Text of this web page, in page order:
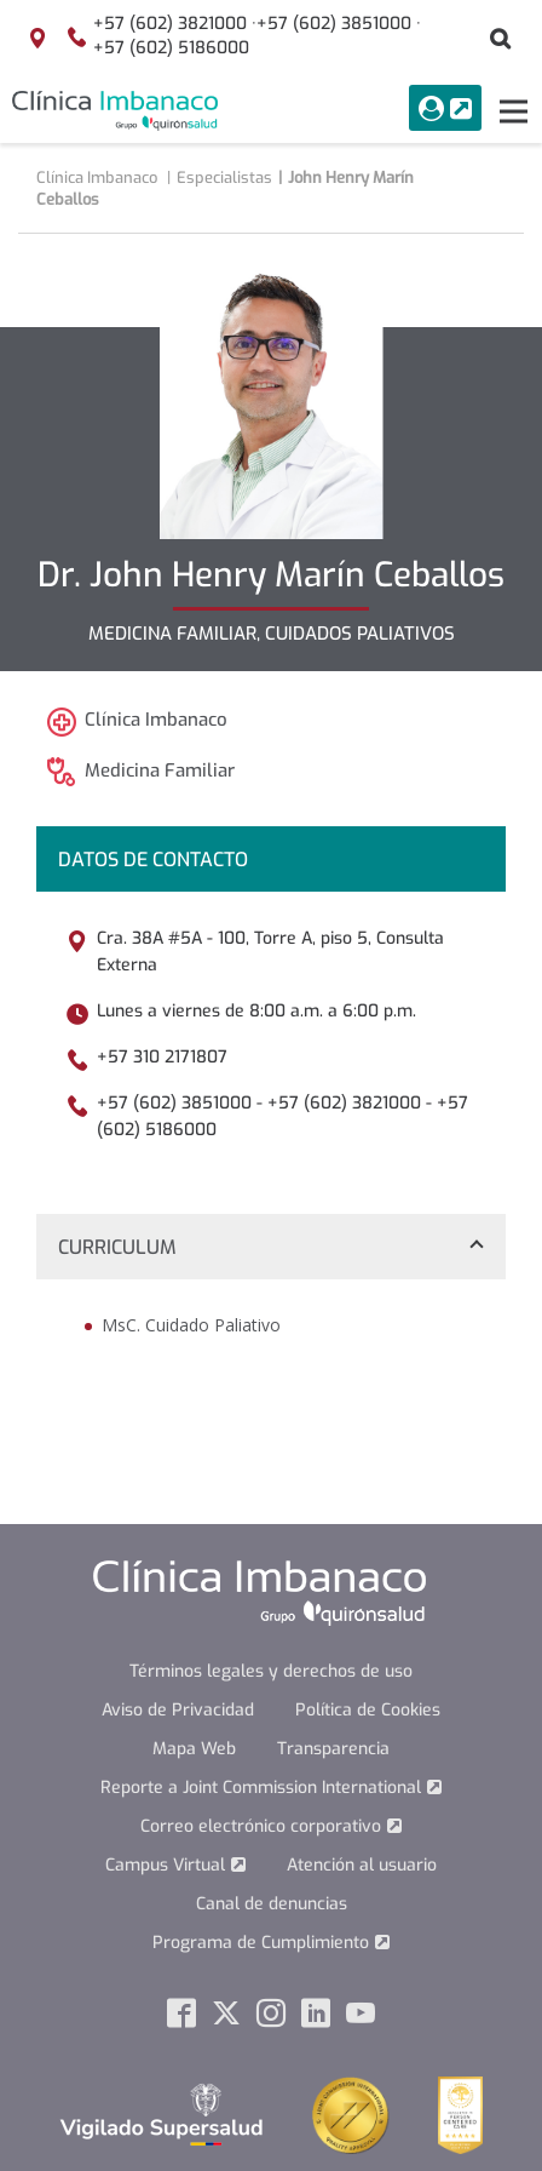
Saltar al contenido
Localización
+57 (602) 3821000 ·+57 (602) 3851000 ·
+57 (602) 5186000
menuAcceso
Buscar
Clínica Imbanaco Especialistas
John Henry Marín
Ceballos
Dr. John Henry Marín Ceballos
MEDICINA FAMILIAR, CUIDADOS PALIATIVOS
Clínica Imbanaco
Medicina Familiar
DATOS DE CONTACTO
Cra. 38A #5A - 100, Torre A, piso 5, Consulta
Externa
Lunes a viernes de 8:00 a.m. a 6:00 p.m.
+57 310 2171807
+57 (602) 3851000 - +57 (602) 3821000 - +57
(602) 5186000
CURRICULUM
MsC. Cuidado Paliativo
Términos legales y derechos de uso
Aviso de Privacidad
Política de Cookies
Mapa Web
Transparencia
Reporte a Joint Commission International
Correo electrónico corporativo
Campus Virtual
Atención al usuario
Canal de denuncias
Programa de Cumplimiento